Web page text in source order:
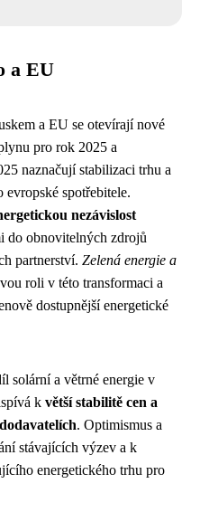
a EU
a EU se otevírají nové
pro rok 2025 a
naznačují stabilizaci trhu a
spotřebitele.
nezávislost
do obnovitelných zdrojů
partnerství. Zelená energie a
roli v této transformaci a
dostupnější energetické
solární a větrné energie v
k větší stabilitě cen a
. Optimismus a
stávajících výzev a k
energetického trhu pro